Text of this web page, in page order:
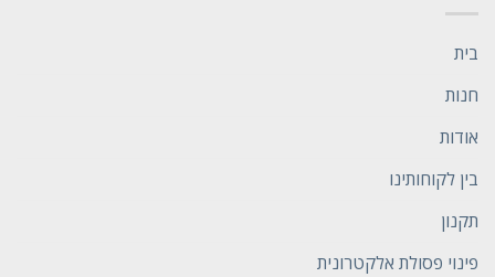
בית
חנות
אודות
בין לקוחותינו
תקנון
פינוי פסולת אלקטרונית